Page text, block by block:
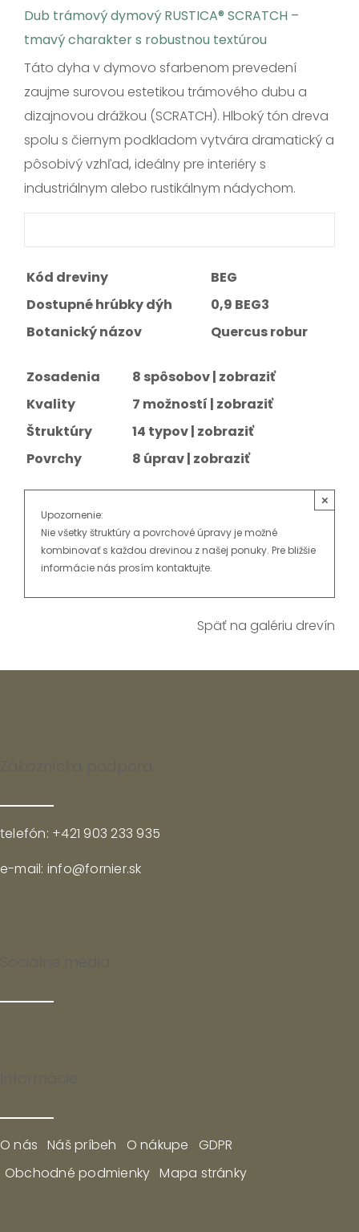
Dub trámový dymový RUSTICA® SCRATCH –
tmavý charakter s robustnou textúrou
Táto dyha v dymovo sfarbenom prevedení
zaujme surovou estetikou trámového dubu a
dizajnovou drážkou (SCRATCH). Hlboký tón dreva
spolu s čiernym podkladom vytvára dramatický a
pôsobivý vzhľad, ideálny pre interiéry s
industriálnym alebo rustikálnym nádychom.
Kód dreviny
BEG
Dostupné hrúbky dýh
0,9 BEG3
Botanický názov
Quercus robur
Zosadenia 8 spôsobov | zobraziť
Kvality
7 možností | zobraziť
Štruktúry
14 typov | zobraziť
Povrchy
8 úprav | zobraziť
Upozornenie:
Nie všetky štruktúry a povrchové úpravy je možné
kombinovať s každou drevinou z našej ponuky. Pre bližšie
informácie nás prosím kontaktujte.
×
Späť na galériu drevín
telefón: +421 903 233 935
e-mail: info@fornier.sk
O nás Náš príbeh O nákupe
GDPR
Obchodné podmienky Mapa stránky